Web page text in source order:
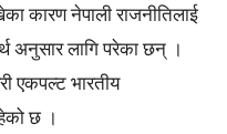
कारण नेपाली राजनीतिलाई
अनुसार लागि परेका छन् ।
एकपल्ट भारतीय
छ ।